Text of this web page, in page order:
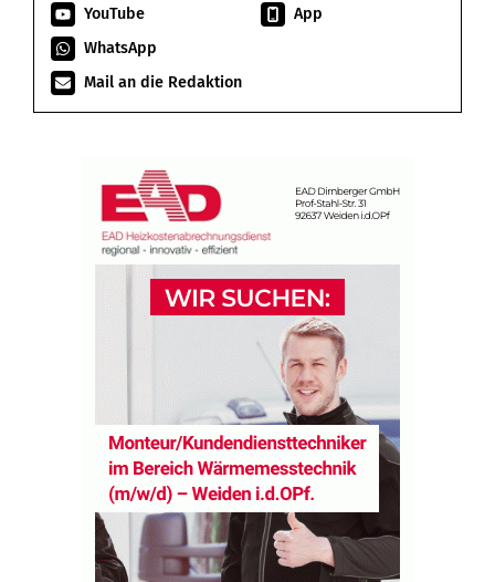
YouTube
App
WhatsApp
Mail an die Redaktion